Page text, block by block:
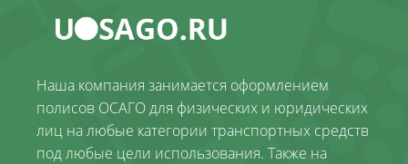
Наша компания занимается оформлением
полисов ОСАГО для физических и юридических
лиц на любые категории транспортных средств
под любые цели использования. Также на